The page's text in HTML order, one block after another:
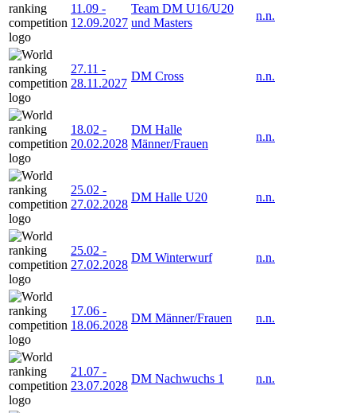
11.09 -
12.09.2027
Team DM U16/U20
und Masters
n.n.
27.11 -
28.11.2027
DM Cross n.n.
18.02 -
20.02.2028
DM Halle
Männer/Frauen
n.n.
25.02 -
27.02.2028
DM Halle U20 n.n.
25.02 -
27.02.2028
DM Winterwurf n.n.
17.06 -
18.06.2028
DM Männer/Frauen n.n.
21.07 -
23.07.2028
DM Nachwuchs 1 n.n.